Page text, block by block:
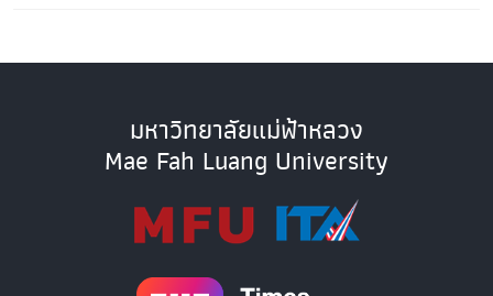
มหาวิทยาลัยแม่ฟ้าหลวง
Mae Fah Luang University